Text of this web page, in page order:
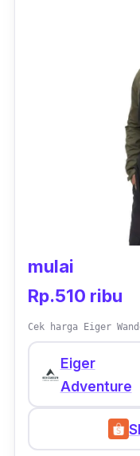
dalam. Plus,
nylon yang
,
Kamu bisa
yang lama dan
bahannya awet
harga jaket
menguras
merupakan
mulai
Rp.510 ribu
Cek harga Eiger
Eiger
Adventure